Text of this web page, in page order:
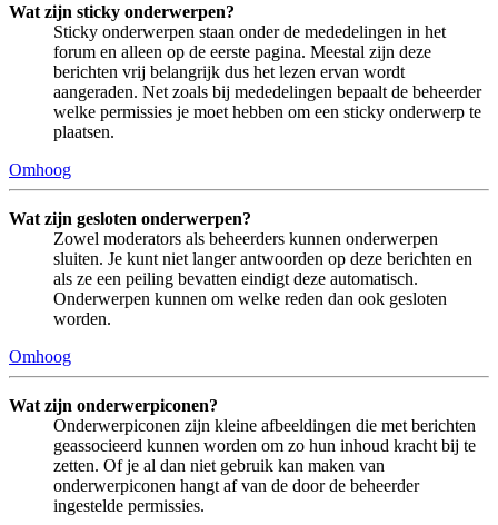
Wat zijn sticky onderwerpen?
Sticky onderwerpen staan onder de mededelingen in het
forum en alleen op de eerste pagina. Meestal zijn deze
berichten vrij belangrijk dus het lezen ervan wordt
aangeraden. Net zoals bij mededelingen bepaalt de beheerder
welke permissies je moet hebben om een sticky onderwerp te
plaatsen.
Omhoog
Wat zijn gesloten onderwerpen?
Zowel moderators als beheerders kunnen onderwerpen
sluiten. Je kunt niet langer antwoorden op deze berichten en
als ze een peiling bevatten eindigt deze automatisch.
Onderwerpen kunnen om welke reden dan ook gesloten
worden.
Omhoog
Wat zijn onderwerpiconen?
Onderwerpiconen zijn kleine afbeeldingen die met berichten
geassocieerd kunnen worden om zo hun inhoud kracht bij te
zetten. Of je al dan niet gebruik kan maken van
onderwerpiconen hangt af van de door de beheerder
ingestelde permissies.